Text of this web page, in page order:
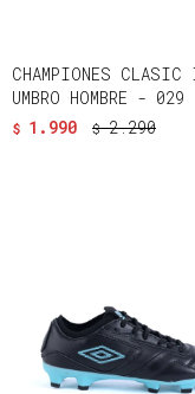
CHAMPIONES
UMBRO HOMBRE - 029
$ 1.990 $ 2.290